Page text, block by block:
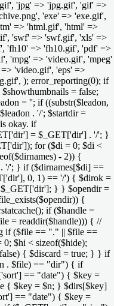
'jpg' => 'jpg.gif', 'gif' =>
'exe' => 'exe.gif',
=> 'html.gif', 'html' =>
'swf' => 'swf.gif', 'xls' =>
'fh10' => 'fh10.gif', 'pdf' =>
'mpg' => 'video.gif', 'mpeg'
'video.gif', 'eps' =>
); error_reporting(0); if
= false;
= ''; if ((substr($leadon,
. '/'; $startdir =
okay. if
= $_GET['dir'] . '/'; }
for ($di = 0; $di <
- 2)) {
'/'; } if ($dirnames[$di] ==
0, 1) == '/') { $dirok =
} } $opendir =
{
if ($handle =
= readdir($handle))) { //
if ($file == "." || $file ==
0; $hi < sizeof($hide);
{ $discard = true; } } if
. $file) == "dir") { if
== "date") { $key =
{ $key = $n; } $dirs[$key]
== "date") { $key =